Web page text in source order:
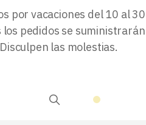
por vacaciones del 10 al 30
pedidos se suministrarán
las molestias.